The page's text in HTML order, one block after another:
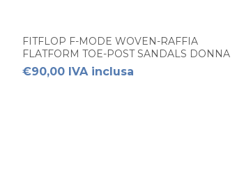
FITFLOP F-MODE WOVEN-RAFFIA
FLATFORM TOE-POST SANDALS DONNA
€90,00 IVA inclusa